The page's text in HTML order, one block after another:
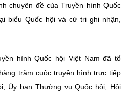
chuyên đề của Truyền hình Quốc
biểu Quốc hội và cử tri ghi nhận,
hình Quốc hội Việt Nam đã tổ
trăm cuộc truyền hình trực tiếp
Ủy ban Thường vụ Quốc hội, Hội